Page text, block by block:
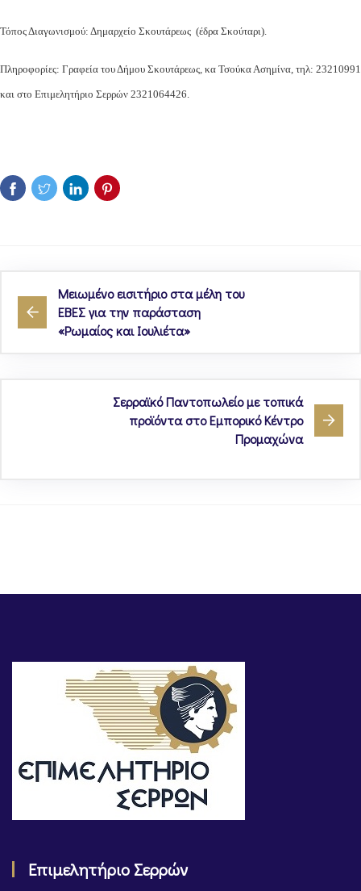
Τόπος Διαγωνισμού: Δημαρχείο Σκουτάρεως (έδρα Σκούταρι).
Πληροφορίες: Γραφεία του Δήμου Σκουτάρεως, κα Τσούκα Ασημίνα, τηλ:
και στο Επιμελητήριο Σερρών 2321064426.
Μειωμένο εισιτήριο στα μέλη του
ΕΒΕΣ για την παράσταση
«Ρωμαίος και Ιουλιέτα»
Σερραϊκό Παντοπωλείο με τοπικά
προϊόντα στο Εμπορικό Κέντρο
Προμαχώνα
Επιμελητήριο Σερρών